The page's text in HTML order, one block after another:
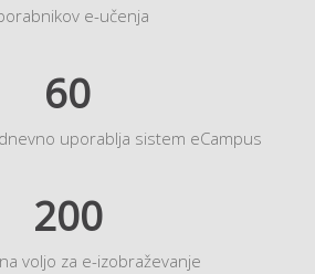
e-učenja
60
uporablja sistem eCampus
200
voljo za e-izobraževanje